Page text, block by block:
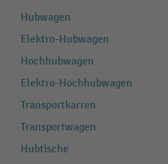
Hubwagen
Elektro-Hubwagen
Hochhubwagen
Elektro-Hochhubwagen
Transportkarren
Transportwagen
Hubtische